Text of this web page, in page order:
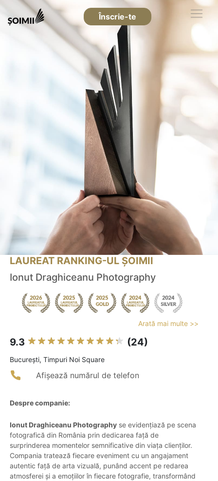
Înscrie-te
LAUREAT RANKING-UL ȘOIMII
Ionut Draghiceanu Photography
Arată mai multe >>
9.3 (24)
Bucureşti, Timpuri Noi Square
Afișează numărul de telefon
Despre companie:
Ionut Draghiceanu Photography se evidențiază pe scena
fotografică din România prin dedicarea față de
surprinderea momentelor semnificative din viața clienților.
Compania tratează fiecare eveniment cu un angajament
autentic față de arta vizuală, punând accent pe redarea
atmosferei și a emoțiilor în fiecare fotografie, transformând